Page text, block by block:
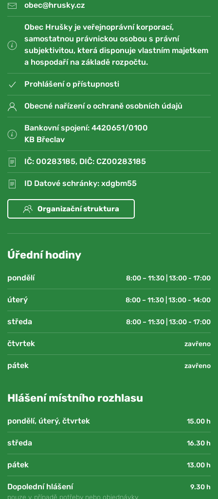
obec@hrusky.cz
Obec Hrušky je veřejnoprávní korporací,
samostatnou právnickou osobou s právní
subjektivitou, která disponuje vlastním majetkem
a hospodaří na základě rozpočtu.
Prohlášení o přístupnosti
Obecné nařízení o ochraně osobních údajů
Bankovní spojení: 4420651/0100
KB Břeclav
IČ: 00283185, DIČ: CZ00283185
ID Datové schránky: xdgbm55
Organizační struktura
Úřední hodiny
pondělí 8:00 – 11:30 | 13:00 - 17:00
úterý 8:00 – 11:30 | 13:00 - 14:00
středa 8:00 – 11:30 | 13:00 - 17:00
čtvrtek zavřeno
pátek zavřeno
Hlášení místního rozhlasu
pondělí, úterý, čtvrtek 15.00 h
středa 16.30 h
pátek 13.00 h
Dopolední hlášení
9.30 h